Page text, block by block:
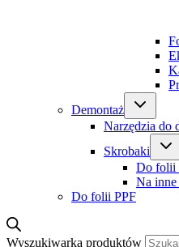
Demontaż
Narzędzia do
Skrobaki
Do folii
Na
Do folii PPF
Wyszukiwarka produktów